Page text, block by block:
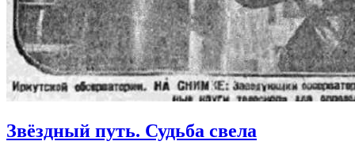
Звёздный путь. Судьба свела